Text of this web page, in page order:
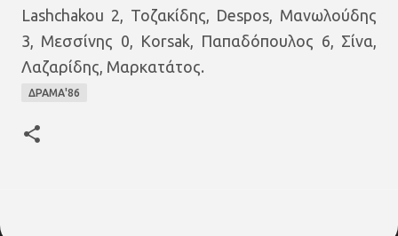
Lashchakou 2, Τοζακίδης, Despos, Μανωλούδης
3, Μεσσίνης 0, Korsak, Παπαδόπουλος 6, Σίνα,
Λαζαρίδης, Μαρκατάτος.
ΔΡΑΜΑ'86